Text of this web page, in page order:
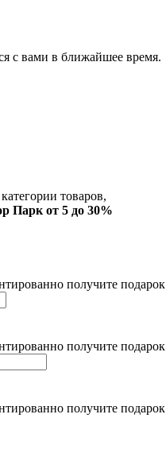
с вами в ближайшее время.
товаров,
Парк от 5 до 30%
получите подарок
получите подарок
получите подарок